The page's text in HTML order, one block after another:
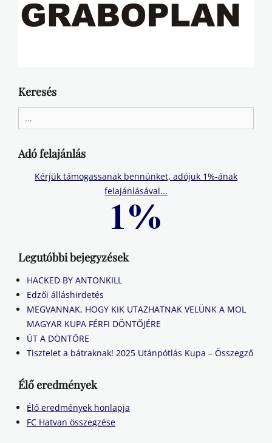
Keresés
for:
Adó felajánlás
Kérjük támogassanak bennünket, adójuk 1%-ának
felajánlásával...
Legutóbbi bejegyzések
HACKED BY ANTONKILL
Edzői álláshirdetés
MEGVANNAK, HOGY KIK UTAZHATNAK VELÜNK A MOL
MAGYAR KUPA FÉRFI DÖNTŐJÉRE
ÚT A DÖNTŐRE
Tisztelet a bátraknak! 2025 Utánpótlás Kupa – Összegző
Élő eredmények
Élő eredmények honlapja
FC Hatvan összegzése